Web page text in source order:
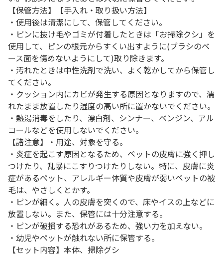
【保管方法】【手入れ・取り扱い方法】
・使用後は清潔にして、保管してください。
・ピンに抜け毛やゴミが付着したときは「お掃除クシ」を
使用して、ピンの根元からすくい出すように(ブラシのベ
ース面を傷めないようにして)取り除きます。
・汚れたときは中性洗剤で洗い、よく乾かしてから保管し
てください。
・クッション内にカビが発生する原因となりますので、濡
れたまま放置したり湿度の高い所に置かないでください。
・熱湯消毒をしたり、漂白剤、シンナー、ベンジン、アル
コールなどを使用しないでください。
【諸注意】・用途、対象を守る。
・炎症を起こす原因となるため、ペットの皮膚に強く押し
つけたり、乱暴にこすりつけたりしない。特に、皮膚に炎
症があるペット、アレルギー体質や皮膚が弱いペットの被
毛は、やさしくとかす。
・ピンが細く。人の皮膚を突くので、床やイスの上などに
放置しない。また、保管には十分注意する。
・ピンが破損する恐れがあるため、強い力を加えない。
・幼児やペットが触れない所に保管する。
【セット内容】本体、掃除グシ